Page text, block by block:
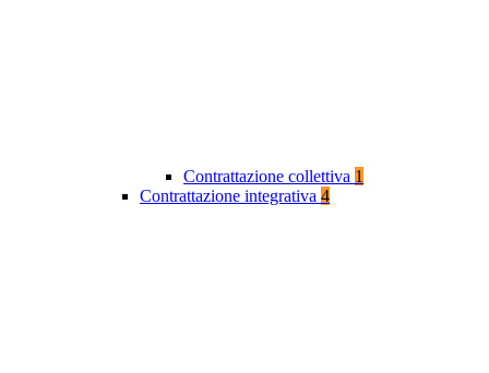
Contrattazione collettiva 1
Contrattazione integrativa 4